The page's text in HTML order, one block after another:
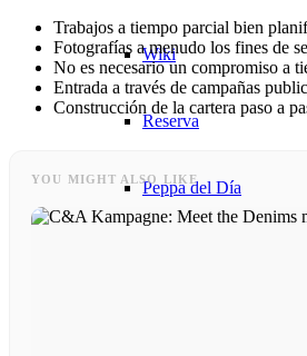
Wiki
Reserva
Peppa del Día
Trabajos a tiempo parcial bien
Fotografías a menudo los fines de
No es necesario un compromiso a
Entrada a través de campañas
Construcción de la cartera paso a
YOU MIGHT ALSO LIKE